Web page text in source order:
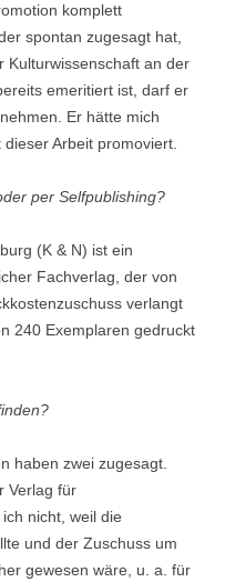
komplett
spontan zugesagt hat,
Kulturwissenschaft an der
emeritiert ist, darf er
Er hätte mich
Arbeit promoviert.
per Selfpublishing?
(K & N) ist ein
Fachverlag, der von
verlangt
240 Exemplaren gedruckt
haben zwei zugesagt.
Verlag für
nicht, weil die
und der Zuschuss um
gewesen wäre, u. a. für